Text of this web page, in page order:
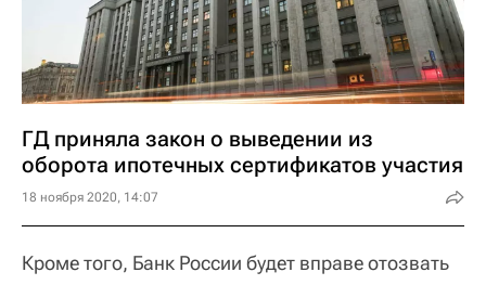
ГД приняла закон о выведении из
оборота ипотечных сертификатов участия
18 ноября 2020, 14:07
Кроме того, Банк России будет вправе отозвать